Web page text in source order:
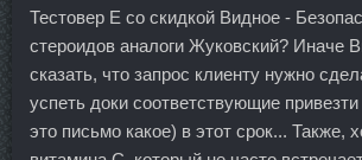
Тестовер Е со скидкой Видное -
стероидов аналоги Жуковский? Иначе
сказать, что запрос клиенту нужно
успеть доки соответствующие
это письмо какое) в этот срок... Также,